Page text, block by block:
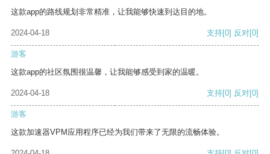
这款app的路线规划非常精准，让我能够快速到达目的地。
2024-04-18 支持[0] 反对[0]
游客
这款app的社区氛围很温馨，让我能够感受到家的温暖。
2024-04-18 支持[0] 反对[0]
游客
这款加速器VPM应用程序已经为我们带来了无限的流畅体验。